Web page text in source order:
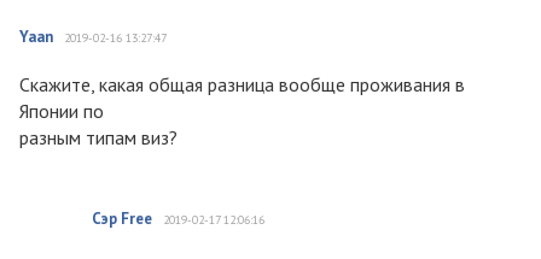
Yaan 2019-02-16 13:27:47
Скажите, какая общая разница вообще проживания в
Японии по
разным типам виз?
Сэр Free 2019-02-17 12:06:16